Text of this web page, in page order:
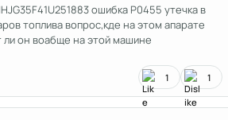
ошибка P0455 утечка в
топлива вопрос,кде на этом апарате
ли он воабще на этой машине
1 1